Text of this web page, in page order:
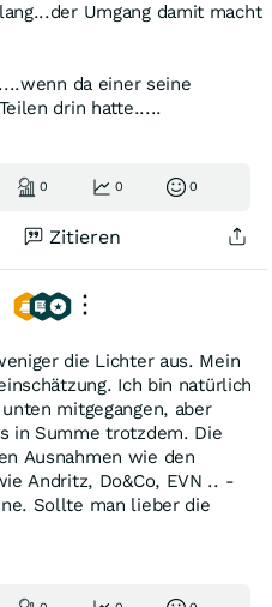
Umgang damit macht
da einer seine
drin hatte.....
0 0 0
Zitieren
die Lichter aus. Mein
Ich bin natürlich
mitgegangen, aber
in Summe trotzdem. Die
Ausnahmen wie den
Andritz, Do&Co, EVN .. -
Sollte man lieber die